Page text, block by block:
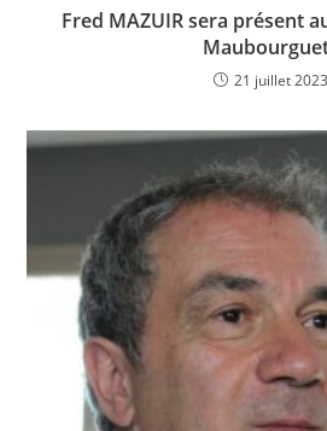
Fred MAZUIR sera présent
21 juillet 2023